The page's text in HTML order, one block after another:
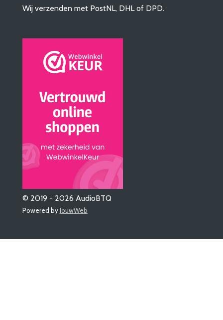
Wij verzenden met PostNL, DHL of DPD.
© 2019 - 2026 AudioBTQ
Powered byJouwWeb